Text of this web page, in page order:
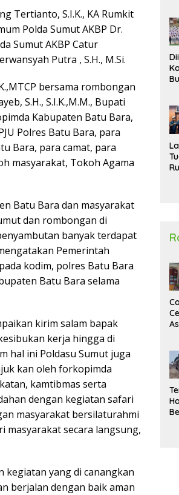
Tertianto, S.I.K., KA Rumkit
Polda Sumut AKBP Dr.
Sumut AKBP Catur
Putra , S.H., M.Si.
bersama rombongan
S.H., S.I.K.,M.M., Bupati
Kabupaten Batu Bara,
Polres Batu Bara, para
Bara, para camat, para
masyarakat, Tokoh Agama
Batu Bara dan masyarakat
dan rombongan di
banyak terdapat
Pemerintah
kodim, polres Batu Bara
Batu Bara selama
kirim salam bapak
kerja hingga di
hal ini Poldasu Sumut juga
kan oleh forkopimda
kamtibmas serta
dengan kegiatan safari
masyarakat bersilaturahmi
masyarakat secara langsung,
kegiatan yang di canangkan
berjalan dengan baik aman